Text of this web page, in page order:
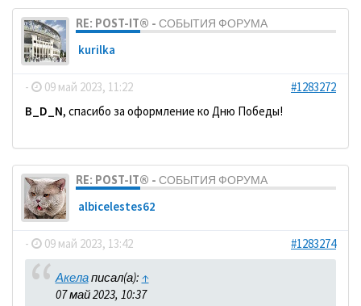
RE: POST-IT® - СОБЫТИЯ ФОРУМА
kurilka
- 09 май 2023, 11:22
#1283272
B_D_N, спасибо за оформление ко Дню Победы!
RE: POST-IT® - СОБЫТИЯ ФОРУМА
albicelestes62
- 09 май 2023, 13:42 #1283274
Акелаписал(а): ↑
07 май 2023, 10:37